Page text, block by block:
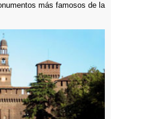
más famosos de la